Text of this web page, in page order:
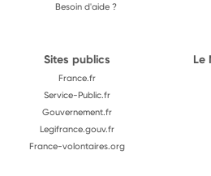
Besoin d'aide ?
Sites publics
France.fr
Service-Public.fr
Gouvernement.fr
Legifrance.gouv.fr
France-volontaires.org
Le